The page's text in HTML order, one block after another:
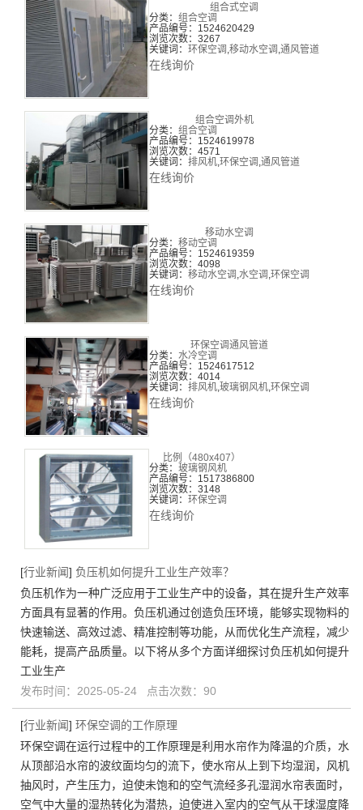
组合式空调
分类： 组合空调
产品编号：1524620429
浏览次数：3267
关键词： 环保空调 ,移动水空调 ,通风管道
在线询价
组合空调外机
分类： 组合空调
产品编号：1524619978
浏览次数：4571
关键词： 排风机,环保空调 ,通风管道
在线询价
移动水空调
分类： 移动空调
产品编号：1524619359
浏览次数：4098
关键词： 移动水空调 ,水空调 ,环保空调
在线询价
环保空调通风管道
分类： 水冷空调
产品编号：1524617512
浏览次数：4014
关键词： 排风机,玻璃钢风机,环保空调
在线询价
比例（480x407）
分类： 玻璃钢风机
产品编号：1517386800
浏览次数：3148
关键词： 环保空调
在线询价
[行业新闻] 负压机如何提升工业生产效率？
负压机作为一种广泛应用于工业生产中的设备，其在提升生产效率
方面具有显著的作用。负压机通过创造负压环境，能够实现物料的
快速输送、高效过滤、精准控制等功能，从而优化生产流程，减少
能耗，提高产品质量。以下将从多个方面详细探讨负压机如何提升
工业生产
发布时间：2025-05-24 点击次数：90
[行业新闻] 环保空调的工作原理
环保空调在运行过程中的工作原理是利用水帘作为降温的介质，水
从顶部沿水帘的波纹面均匀的流下，使水帘从上到下均湿润，风机
抽风时，产生压力，迫使未饱和的空气流经多孔湿润水帘表面时，
空气中大量的湿热转化为潜热，迫使进入室内的空气从干球湿度降